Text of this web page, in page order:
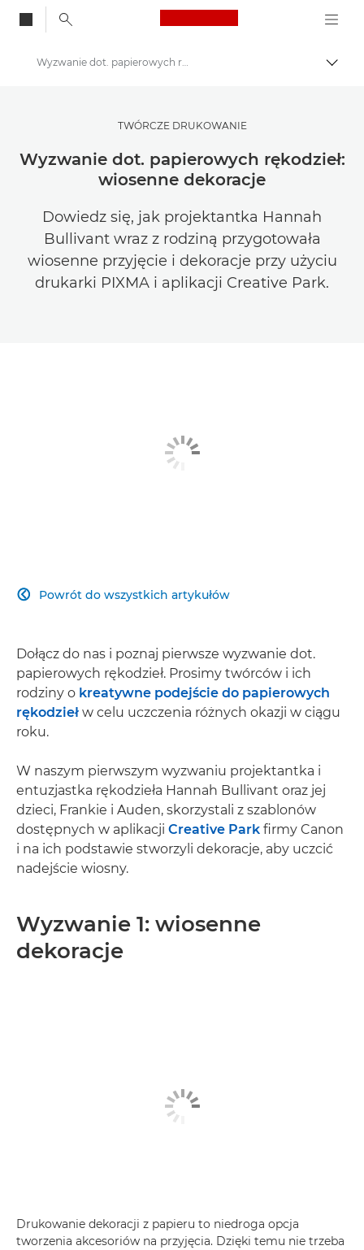
Canon Logo, back
Zainspiruj się | Wskazówki dotyczące fotografii i wydruku oraz przewodniki dla kupujących
Wskazówki i techniki dotyczące fotografii i drukowania
Wyzwanie dot. papierowych rękodzieł: wiosna
TWÓRCZE DRUKOWANIE
Wyzwanie dot. papierowych rękodzieł:
wiosenne dekoracje
Dowiedz się, jak projektantka Hannah
Bullivant wraz z rodziną przygotowała
wiosenne przyjęcie i dekoracje przy użyciu
drukarki PIXMA i aplikacji Creative Park.
Powrót do wszystkich artykułów

Dołącz do nas i poznaj pierwsze wyzwanie dot.
papierowych rękodzieł. Prosimy twórców i ich
rodziny o kreatywne podejście do papierowych
rękodzieł w celu uczczenia różnych okazji w ciągu
roku.
W naszym pierwszym wyzwaniu projektantka i
entuzjastka rękodzieła Hannah Bullivant oraz jej
dzieci, Frankie i Auden, skorzystali z szablonów
dostępnych w aplikacji Creative Park firmy Canon
i na ich podstawie stworzyli dekoracje, aby uczcić
nadejście wiosny.
Wyzwanie 1: wiosenne
dekoracje
Drukowanie dekoracji z papieru to niedroga opcja
tworzenia akcesoriów na przyjęcia. Dzięki temu nie trzeba